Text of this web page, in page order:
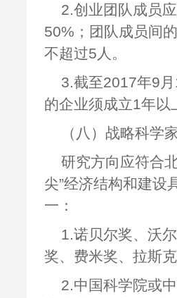
2.创业团队成员
50%；团队成员间
不超过5人。
3.截至2017年9
的企业须成立1年以
（八）战略科学
研究方向应符合
尖”经济结构和建设
一：
1.诺贝尔奖、沃
奖、费米奖、拉斯
2.中国科学院或